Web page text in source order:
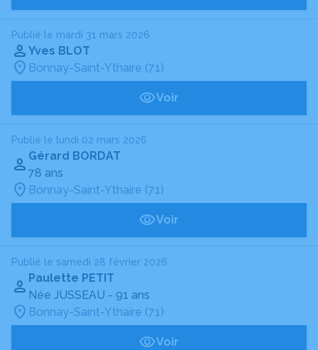
Publié le mardi 31 mars 2026
Yves BLOT
Bonnay-Saint-Ythaire (71)
Voir
Publié le lundi 02 mars 2026
Gérard BORDAT
78 ans
Bonnay-Saint-Ythaire (71)
Voir
Publié le samedi 28 février 2026
Paulette PETIT
Née JUSSEAU - 91 ans
Bonnay-Saint-Ythaire (71)
Voir